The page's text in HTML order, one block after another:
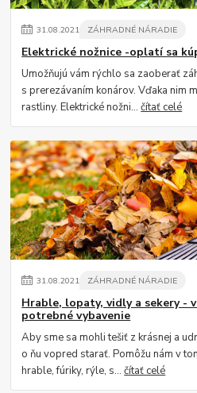
31.08.2021 ZÁHRADNÉ NÁRADIE
Elektrické nožnice -oplatí sa
Umožňujú vám rýchlo sa zaoberať
s prerezávaním konárov. Vďaka nim
rastliny. Elektrické nožni...čítať celé
31.08.2021 ZÁHRADNÉ NÁRADIE
Hrable, lopaty, vidly a sekery -
potrebné vybavenie
Aby sme sa mohli tešiť z krásnej a
o ňu vopred starať. Pomôžu nám v
hrable, fúriky, rýle, s...čítať celé